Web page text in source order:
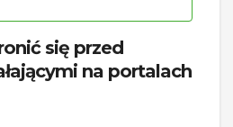
się przed
na portalach